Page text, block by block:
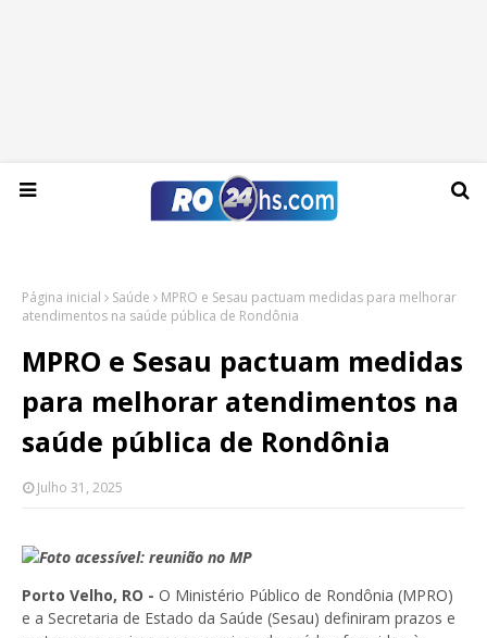
Sexta-feira, 07 de agosto de 2026
Página inicial Saúde
MPRO e Sesau pactuam medidas para melhorar
atendimentos na saúde pública de Rondônia
MPRO e Sesau pactuam medidas
para melhorar atendimentos na
saúde pública de Rondônia
Julho 31, 2025
Foto acessível: reunião no MP
Porto Velho, RO - O Ministério Público de Rondônia (MPRO)
e a Secretaria de Estado da Saúde (Sesau) definiram prazos e